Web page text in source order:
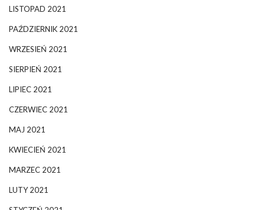
LISTOPAD 2021
PAŹDZIERNIK 2021
WRZESIEŃ 2021
SIERPIEŃ 2021
LIPIEC 2021
CZERWIEC 2021
MAJ 2021
KWIECIEŃ 2021
MARZEC 2021
LUTY 2021